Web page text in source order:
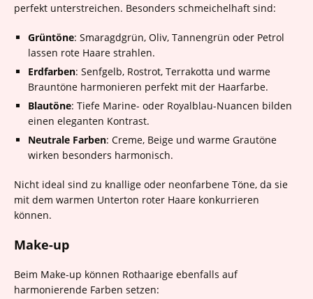
perfekt unterstreichen. Besonders schmeichelhaft sind:
Grüntöne: Smaragdgrün, Oliv, Tannengrün oder Petrol
lassen rote Haare strahlen.
Erdfarben: Senfgelb, Rostrot, Terrakotta und warme
Brauntöne harmonieren perfekt mit der Haarfarbe.
Blautöne: Tiefe Marine- oder Royalblau-Nuancen bilden
einen eleganten Kontrast.
Neutrale Farben: Creme, Beige und warme Grautöne
wirken besonders harmonisch.
Nicht ideal sind zu knallige oder neonfarbene Töne, da sie
mit dem warmen Unterton roter Haare konkurrieren
können.
Make-up
Beim Make-up können Rothaarige ebenfalls auf
harmonierende Farben setzen: